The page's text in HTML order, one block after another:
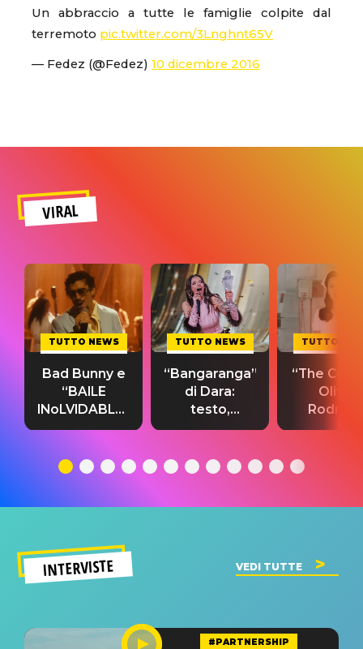
Un abbraccio a tutte le famiglie colpite dal
terremoto pic.twitter.com/3Lnghnt65V
— Fedez (@Fedez) 10 dicembre 2016
VIRAL
TUTTO NEWS
Bad Bunny e
“BAILE
INoLVIDABLE”:
testo,
significato
TUTTO NEWS
“Bangaranga”
di Dara:
testo,
traduzione e
del singolo
TUTTO
“The
Olivia
testo,
INTERVISTE VEDI TUTTE
#PARTNERSHIP